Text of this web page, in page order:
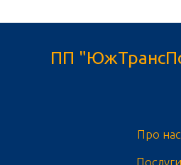
ПП
Про нас
Послуги